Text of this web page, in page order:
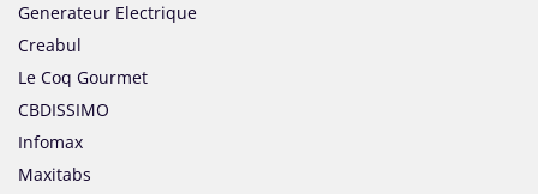
Generateur Electrique
Creabul
Le Coq Gourmet
CBDISSIMO
Infomax
Maxitabs